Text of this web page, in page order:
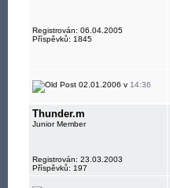
Registrován: 06.04.2005
Příspěvků: 1845
02.01.2006 v 14:36
Thunder.m
Junior Member
Registrován: 23.03.2003
Příspěvků: 197